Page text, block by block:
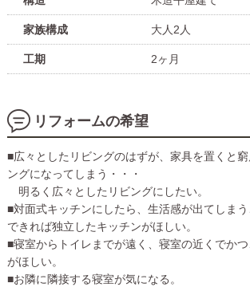
家族構成 大人2人
工期 2ヶ月
リフォームの希望
■広々としたリビングのはずが、家具を置くと
ングになってしまう・・・
明るく広々としたリビングにしたい。
■対面式キッチンにしたら、生活感が出てしまう
できれば独立したキッチンがほしい。
■寝室からトイレまでが遠く、寝室の近くでか
がほしい。
■お隣に隣接する寝室が気になる。